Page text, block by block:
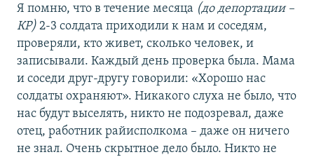
Я помню, что в течение месяца (до депортации –
КР) 2-3 солдата приходили к нам и соседям,
проверяли, кто живет, сколько человек, и
записывали. Каждый день проверка была. Мама
и соседи друг-другу говорили: «Хорошо нас
солдаты охраняют». Никакого слуха не было, что
нас будут выселять, никто не подозревал, даже
отец, работник райисполкома – даже он ничего
не знал. Очень скрытное дело было. Никто не